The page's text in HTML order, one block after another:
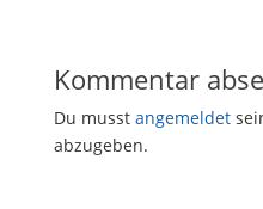
Kommentar
Du musst angemeldet
abzugeben.